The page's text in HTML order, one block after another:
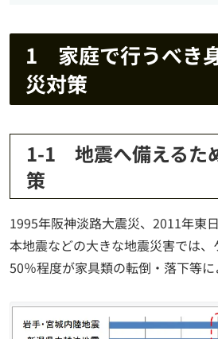
1 家庭で行うべき
災対策
1-1 地震へ備えるた
策
1995年阪神淡路大震災、2011年東
本地震などの大きな地震災害では
50％程度が家具類の転倒・落下等に